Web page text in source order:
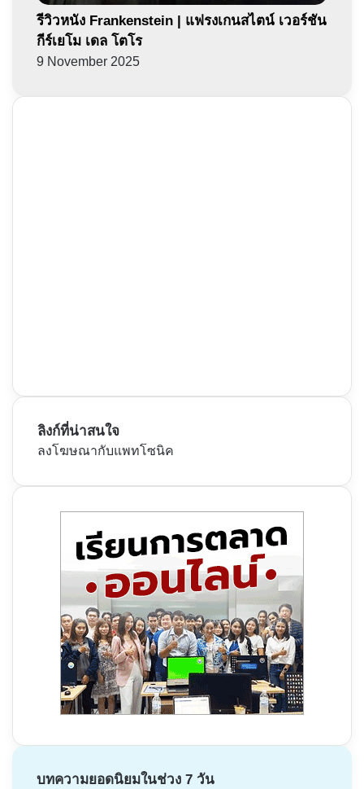
รีวิวหนัง Frankenstein | แฟรงเกนสไตน์ เวอร์ชัน
กีร์เยโม เดล โตโร
9 November 2025
ลิงก์ที่น่าสนใจ
ลงโฆษณากับแพทโซนิค
บทความยอดนิยมในช่วง 7 วัน